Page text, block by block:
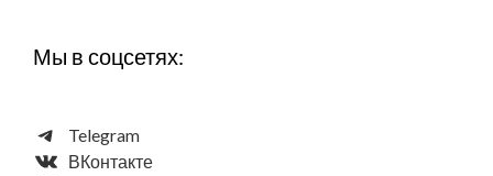
Мы в соцсетях:
Telegram
ВКонтакте